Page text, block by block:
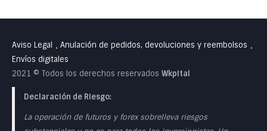
Aviso Legal • Anulación de pedidos, devoluciones y reembolsos •
Envíos digitales
2021 © Todos los derechos reservados Wkpital
Declaración de Riesgo:
La operación de futuros y forex sobrelleva riesgos